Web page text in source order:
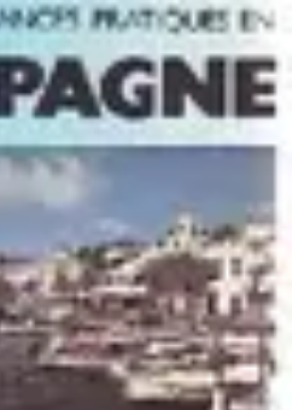
médecine directe
Choix du
Avantages de la médecine directe